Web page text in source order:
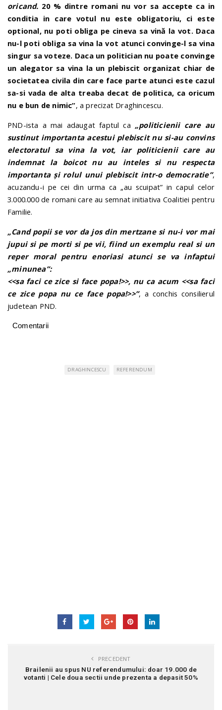
oricand. 20 % dintre romani nu vor sa accepte ca in
conditia in care votul nu este obligatoriu, ci este
optional, nu poti obliga pe cineva sa vină la vot. Daca
nu-l poti obliga sa vina la vot atunci convinge-l sa vina
singur sa voteze. Daca un politician nu poate convinge
un alegator sa vina la un plebiscit organizat chiar de
societatea civila din care face parte atunci este cazul
sa-si vada de alta treaba decat de politica, ca oricum
nu e bun de nimic”, a precizat Draghincescu.
PND-ista a mai adaugat faptul ca „politicienii care au
sustinut importanta acestui plebiscit nu si-au convins
electoratul sa vina la vot, iar politicienii care au
indemnat la boicot nu au inteles si nu respecta
importanta și rolul unui plebiscit intr-o democratie”,
acuzandu-i pe cei din urma ca „au scuipat” in capul celor
3.000.000 de romani care au semnat initiativa Coalitiei pentru
Familie.
„Cand popii se vor da jos din mertzane si nu-i vor mai
jupui si pe morti si pe vii, fiind un exemplu real si un
reper moral pentru enoriasi atunci se va infaptui
„minunea”:
<<sa faci ce zice si face popa!>>, nu ca acum <<sa faci
ce zice popa nu ce face popa!>>”, a conchis consilierul
judetean PND.
Comentarii
DRAGHINCESCU REFERENDUM
PRECEDENT
Brailenii au spus NU referendumului: doar 19.000 de
votanti | Cele doua sectii unde prezenta a depasit 50%